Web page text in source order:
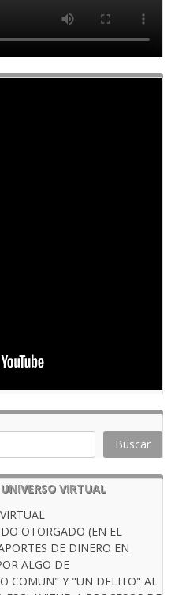
Buscar
VIRTUAL
OTORGADO (EN EL
DE DINERO EN
ALGO DE
COMUN" Y "UN DELITO" AL